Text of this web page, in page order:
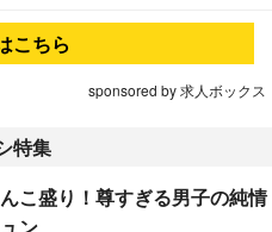
こちら
sponsored by 求人ボックス
特集
こ盛り！尊すぎる男子の純情
ン